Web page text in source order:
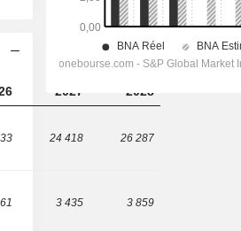
2027 2028
24 418 26 287
3 435 3 859